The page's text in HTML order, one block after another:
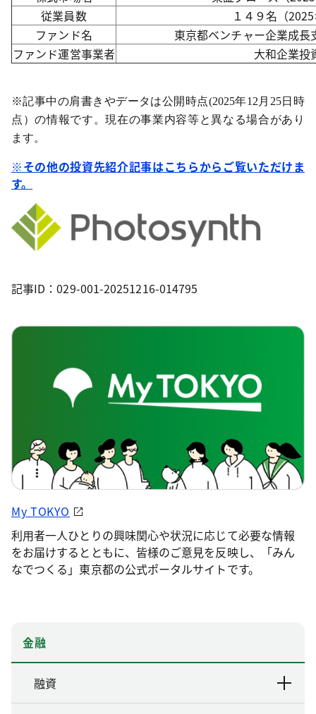
従業員数
１４９名（
ファンド名
東京都ベンチャー企業成
ファンド運営事業者
大和企業投
※記事中の肩書きやデータは公開時点(2025年12月25日時
点）の情報です。現在の事業内容等と異なる場合があり
ます。
※その他の投資先紹介記事はこちらからご覧いただけま
す。
記事ID：029-001-20251216-014795
My TOKYO
利用者一人ひとりの興味関心や状況に応じて必要な情報
をお届けするとともに、皆様のご意見を反映し、「みん
なでつくる」東京都の公式ポータルサイトです。
金融
融資